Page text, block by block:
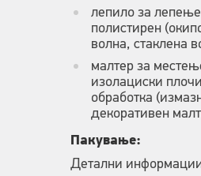
лепило за
полистирен
волна, стаклена
малтер за
изолациски
обработка
декоративен
Пакување:
Детални